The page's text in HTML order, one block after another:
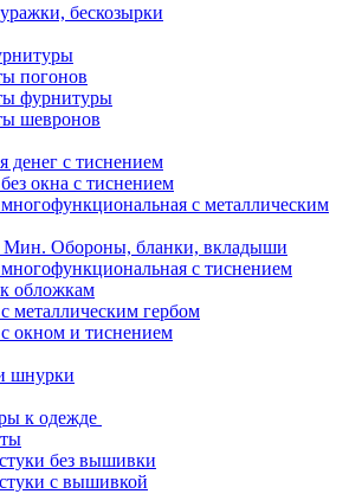
бескозырки
погонов
фурнитуры
шевронов
денег с тиснением
окна с тиснением
с металлическим
Обороны, бланки, вкладыши
с тиснением
обложкам
металлическим гербом
окном и тиснением
шнурки
к одежде
без вышивки
с вышивкой